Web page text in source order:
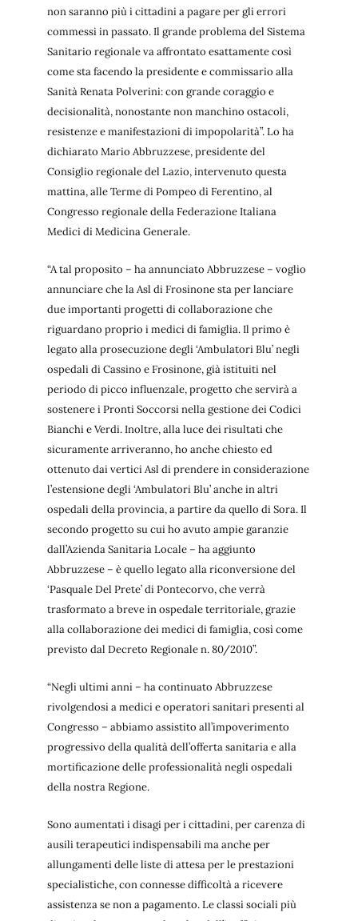
non saranno più i cittadini a pagare per gli errori
commessi in passato. Il grande problema del Sistema
Sanitario regionale va affrontato esattamente così
come sta facendo la presidente e commissario alla
Sanità Renata Polverini: con grande coraggio e
decisionalità, nonostante non manchino ostacoli,
resistenze e manifestazioni di impopolarità”. Lo ha
dichiarato Mario Abbruzzese, presidente del
Consiglio regionale del Lazio, intervenuto questa
mattina, alle Terme di Pompeo di Ferentino, al
Congresso regionale della Federazione Italiana
Medici di Medicina Generale.
“A tal proposito – ha annunciato Abbruzzese – voglio
annunciare che la Asl di Frosinone sta per lanciare
due importanti progetti di collaborazione che
riguardano proprio i medici di famiglia. Il primo è
legato alla prosecuzione degli ‘Ambulatori Blu’ negli
ospedali di Cassino e Frosinone, già istituiti nel
periodo di picco influenzale, progetto che servirà a
sostenere i Pronti Soccorsi nella gestione dei Codici
Bianchi e Verdi. Inoltre, alla luce dei risultati che
sicuramente arriveranno, ho anche chiesto ed
ottenuto dai vertici Asl di prendere in considerazione
l’estensione degli ‘Ambulatori Blu’ anche in altri
ospedali della provincia, a partire da quello di Sora. Il
secondo progetto su cui ho avuto ampie garanzie
dall’Azienda Sanitaria Locale – ha aggiunto
Abbruzzese – è quello legato alla riconversione del
‘Pasquale Del Prete’ di Pontecorvo, che verrà
trasformato a breve in ospedale territoriale, grazie
alla collaborazione dei medici di famiglia, così come
previsto dal Decreto Regionale n. 80/2010”.
“Negli ultimi anni – ha continuato Abbruzzese
rivolgendosi a medici e operatori sanitari presenti al
Congresso – abbiamo assistito all’impoverimento
progressivo della qualità dell’offerta sanitaria e alla
mortificazione delle professionalità negli ospedali
della nostra Regione.
Sono aumentati i disagi per i cittadini, per carenza di
ausili terapeutici indispensabili ma anche per
allungamenti delle liste di attesa per le prestazioni
specialistiche, con connesse difficoltà a ricevere
assistenza se non a pagamento. Le classi sociali più